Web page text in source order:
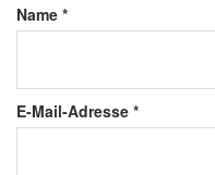
Name *
E-Mail-Adresse *